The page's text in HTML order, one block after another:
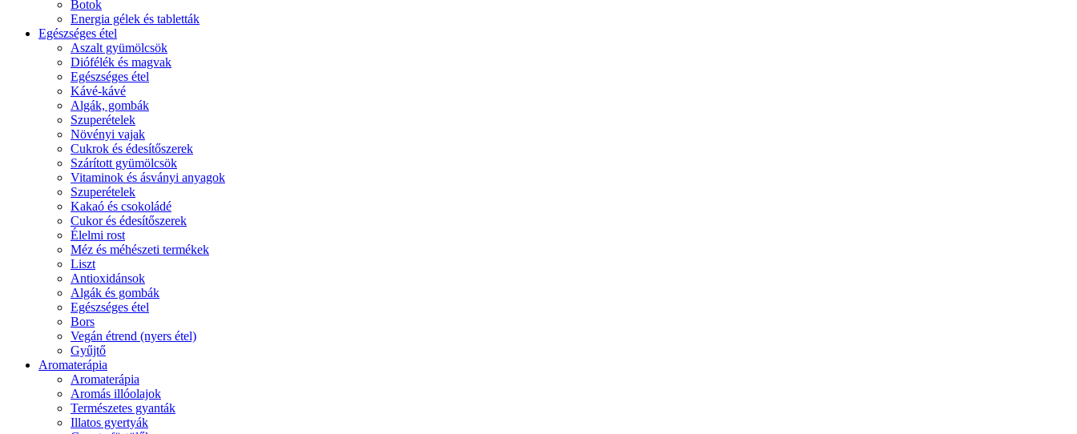
Botok
Energia gélek és tabletták
Egészséges étel
Aszalt gyümölcsök
Diófélék és magvak
Egészséges étel
Kávé-kávé
Algák, gombák
Szuperételek
Növényi vajak
Cukrok és édesítőszerek
Szárított gyümölcsök
Vitaminok és ásványi anyagok
Szuperételek
Kakaó és csokoládé
Cukor és édesítőszerek
Élelmi rost
Méz és méhészeti termékek
Liszt
Antioxidánsok
Algák és gombák
Egészséges étel
Bors
Vegán étrend (nyers étel)
Gyűjtő
Aromaterápia
Aromaterápia
Aromás illóolajok
Természetes gyanták
Illatos gyertyák